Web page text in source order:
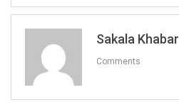
Sakala Khabar
Comments